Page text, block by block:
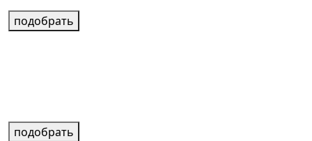
подобрать
подобрать